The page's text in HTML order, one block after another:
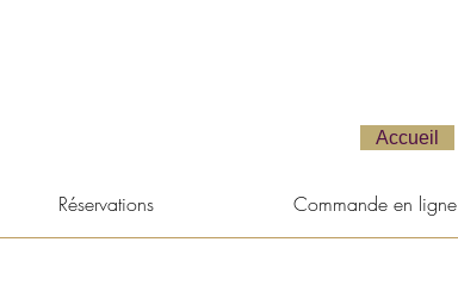
Accueil
Réservations Commande en ligne